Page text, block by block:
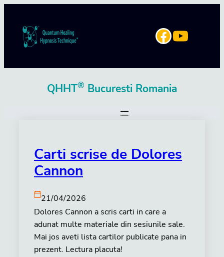
conținut
Facebook YouTube
QHHT® Bucuresti Romania
Carti scrise de Dolores
Cannon
21/04/2026
Dolores Cannon a scris carti in care a
adunat multe materiale din sesiunile sale.
Mai jos aveti lista cartilor publicate pana in
prezent. Lectura placuta!